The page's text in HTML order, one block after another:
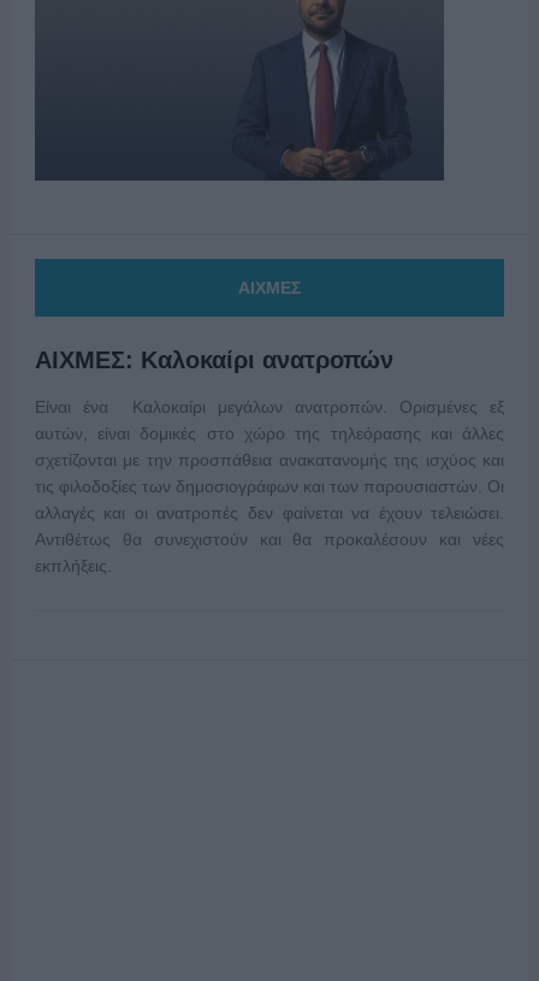
ΑΙΧΜΕΣ
ΑΙΧΜΕΣ: Καλοκαίρι ανατροπών
Είναι ένα Καλοκαίρι μεγάλων ανατροπών. Ορισμένες εξ
αυτών, είναι δομικές στο χώρο της τηλεόρασης και άλλες
σχετίζονται με την προσπάθεια ανακατανομής της ισχύος και
τις φιλοδοξίες των δημοσιογράφων και των παρουσιαστών. Οι
αλλαγές και οι ανατροπές δεν φαίνεται να έχουν τελειώσει.
Αντιθέτως θα συνεχιστούν και θα προκαλέσουν και νέες
εκπλήξεις.